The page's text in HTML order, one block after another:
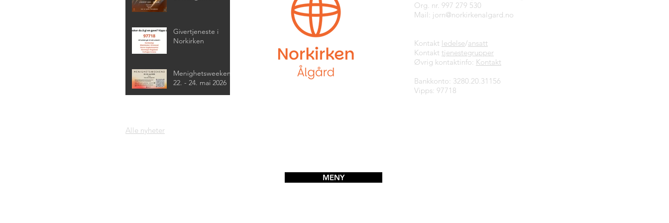
Givertjeneste i
Norkirken
Menighetsweekend
22. - 24. mai 2026
Org. nr. 997 279 530
Mail: jorn@norkirkenalgard.no
Kontakt ledelse/ansatt
Kontakt tjenestegrupper
Øvrig kontaktinfo: Kontakt
Bankkonto: 3280.20.31156
Vipps: 97718
Alle nyheter
MENY